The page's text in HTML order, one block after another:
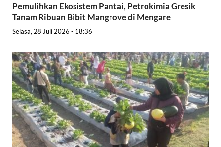
Pemulihkan Ekosistem Pantai, Petrokimia Gresik
Tanam Ribuan Bibit Mangrove di Mengare
Selasa, 28 Juli 2026 - 18:36